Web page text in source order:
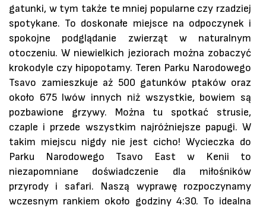
gatunki, w tym także te mniej popularne czy rzadziej
spotykane. To doskonałe miejsce na odpoczynek i
spokojne podglądanie zwierząt w naturalnym
otoczeniu. W niewielkich jeziorach można zobaczyć
krokodyle czy hipopotamy. Teren Parku Narodowego
Tsavo zamieszkuje aż 500 gatunków ptaków oraz
około 675 lwów innych niż wszystkie, bowiem są
pozbawione grzywy. Można tu spotkać strusie,
czaple i przede wszystkim najróżniejsze papugi. W
takim miejscu nigdy nie jest cicho! Wycieczka do
Parku Narodowego Tsavo East w Kenii to
niezapomniane doświadczenie dla miłośników
przyrody i safari. Naszą wyprawę rozpoczynamy
wczesnym rankiem około godziny 4:30. To idealna